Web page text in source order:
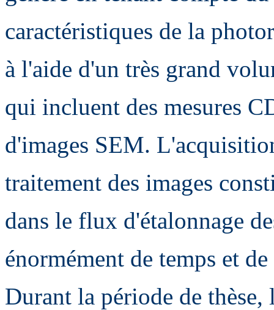
caractéristiques de la
à l'aide d'un très grand
qui incluent des mesures
d'images SEM.
traitement des images
dans le flux d'étalonnage
énormément de temps et de
Durant la période de thèse,